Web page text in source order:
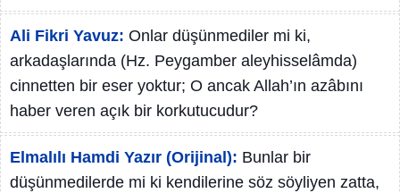
Ali Fikri Yavuz: Onlar düşünmediler mi ki,
arkadaşlarında (Hz. Peygamber aleyhisselâmda)
cinnetten bir eser yoktur; O ancak Allah’ın azâbını
haber veren açık bir korkutucudur?
Elmalılı Hamdi Yazır (Orijinal): Bunlar bir
düşünmedilerde mi ki kendilerine söz söyliyen zatta,